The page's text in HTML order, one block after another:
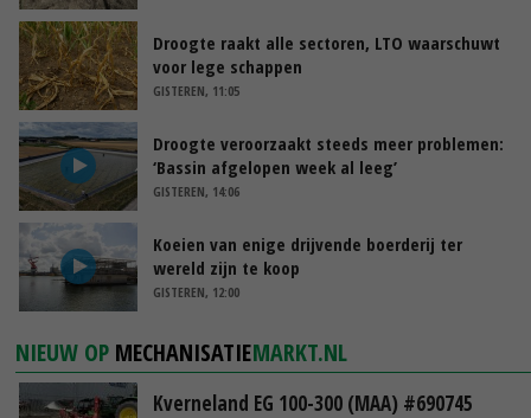
Droogte raakt alle sectoren, LTO waarschuwt
voor lege schappen
GISTEREN, 11:05
Droogte veroorzaakt steeds meer problemen:
‘Bassin afgelopen week al leeg’
GISTEREN, 14:06
Koeien van enige drijvende boerderij ter
wereld zijn te koop
GISTEREN, 12:00
NIEUW OP MECHANISATIEMARKT.NL
Kverneland EG 100-300 (MAA) #690745